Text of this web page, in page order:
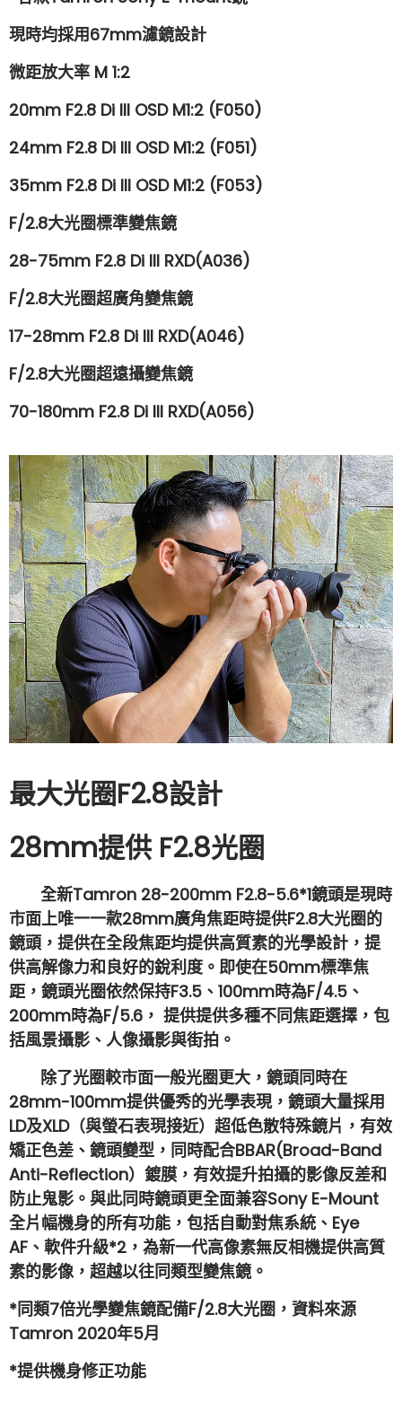
現時均採用67mm濾鏡設計
微距放大率 M 1:2
20mm F2.8 Di III OSD M1:2 (F050)
24mm F2.8 Di III OSD M1:2 (F051)
35mm F2.8 Di III OSD M1:2 (F053)
F/2.8大光圈標準變焦鏡
28-75mm F2.8 Di III RXD(A036)
F/2.8大光圈超廣角變焦鏡
17-28mm F2.8 Di III RXD(A046)
F/2.8大光圈超遠攝變焦鏡
70-180mm F2.8 Di III RXD(A056)
最大光圈F2.8設計
28mm提供 F2.8光圈
全新Tamron 28-200mm F2.8-5.6*1鏡頭是現時
市面上唯一一款28mm廣角焦距時提供F2.8大光圈的
鏡頭，提供在全段焦距均提供高質素的光學設計，提
供高解像力和良好的銳利度。即使在50mm標準焦
距，鏡頭光圈依然保持F3.5、100mm時為F/4.5、
200mm時為F/5.6， 提供提供多種不同焦距選擇，包
括風景攝影、人像攝影與街拍。
除了光圈較市面一般光圈更大，鏡頭同時在
28mm-100mm提供優秀的光學表現，鏡頭大量採用
LD及XLD（與螢石表現接近）超低色散特殊鏡片，有效
矯正色差、鏡頭變型，同時配合BBAR(Broad-Band
Anti-Reflection）鍍膜，有效提升拍攝的影像反差和
防止鬼影。與此同時鏡頭更全面兼容Sony E-Mount
全片幅機身的所有功能，包括自動對焦系統、Eye
AF、軟件升級*2，為新一代高像素無反相機提供高質
素的影像，超越以往同類型變焦鏡。
*同類7倍光學變焦鏡配備F/2.8大光圈，資料來源
Tamron 2020年5月
*提供機身修正功能